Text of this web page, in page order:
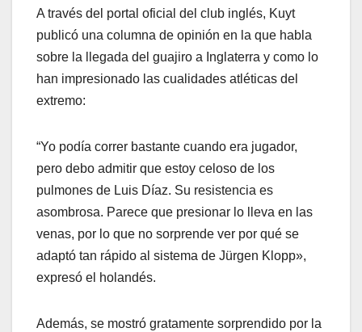
A través del portal oficial del club inglés, Kuyt
publicó una columna de opinión en la que habla
sobre la llegada del guajiro a Inglaterra y como lo
han impresionado las cualidades atléticas del
extremo:
“Yo podía correr bastante cuando era jugador,
pero debo admitir que estoy celoso de los
pulmones de Luis Díaz. Su resistencia es
asombrosa. Parece que presionar lo lleva en las
venas, por lo que no sorprende ver por qué se
adaptó tan rápido al sistema de Jürgen Klopp»,
expresó el holandés.
Además, se mostró gratamente sorprendido por la